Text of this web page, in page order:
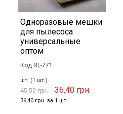
Одноразовые мешки
для пылесоса
универсальные
оптом
Код RL-771
шт. (1 шт.)
45,50 грн. 36,40 грн.
36,40 грн. за 1 шт.